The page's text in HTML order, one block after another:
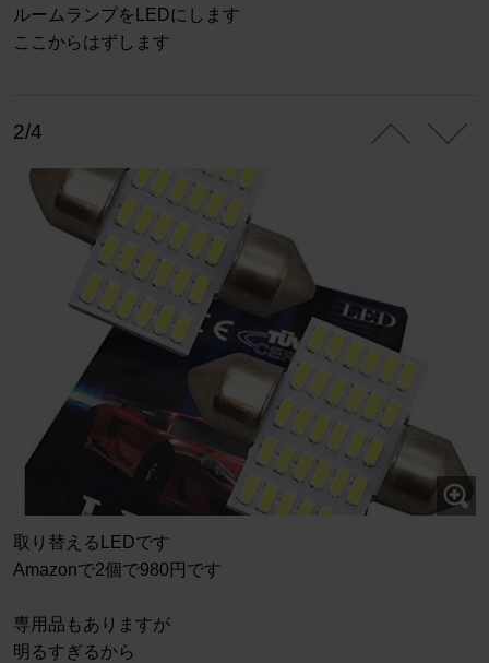
ルームランプをLEDにします
ここからはずします
2/4
取り替えるLEDです
Amazonで2個で980円です
専用品もありますが
明るすぎるから